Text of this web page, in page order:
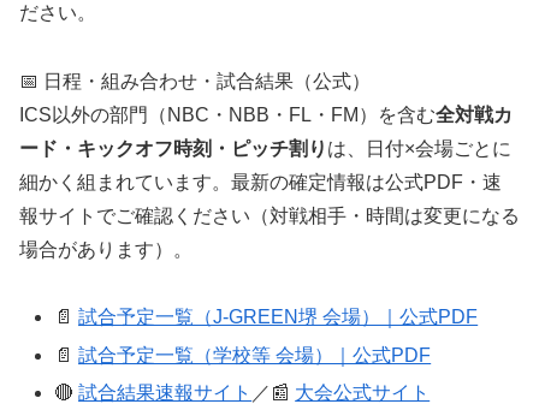
ださい。
📅 日程・組み合わせ・試合結果（公式）
ICS以外の部門（NBC・NBB・FL・FM）を含む全対戦カ
ード・キックオフ時刻・ピッチ割り は、日付×会場ごとに
細かく組まれています。最新の確定情報は公式PDF・速
報サイトでご確認ください（対戦相手・時間は変更になる
場合があります）。
📄試合予定一覧（J-GREEN堺 会場）｜公式PDF
📄試合予定一覧（学校等 会場）｜公式PDF
🔴試合結果速報サイト ／📰 大会公式サイト